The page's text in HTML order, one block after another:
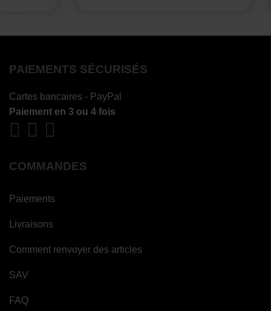
PAIEMENTS SÉCURISÉS
Cartes bancaires - PayPal
Paiement en 3 ou 4 fois
COMMANDES
Paiements
Livraisons
Comment renvoyer des articles
SAV
FAQ